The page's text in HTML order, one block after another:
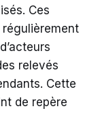
Ces
relevés
Cette
de repère